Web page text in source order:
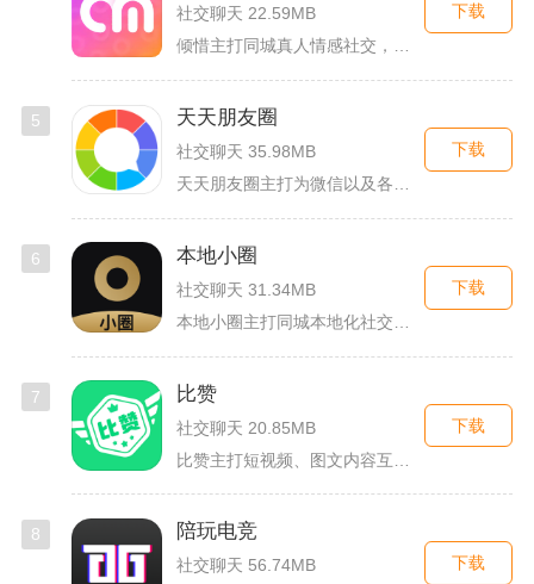
社交聊天 22.59MB
倾惜主打同城真人情感社交，面向有交友、脱单需求的年轻用户，依...
下载
5 天天朋友圈
社交聊天 35.98MB
下载
6 本地小圈
社交聊天 31.34MB
下载
7 比赞
社交聊天 20.85MB
下载
8 陪玩电竞
社交聊天 56.74MB
下载